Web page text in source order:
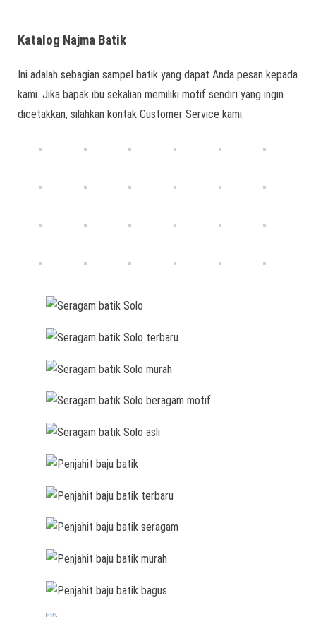
Katalog Najma Batik
Ini adalah sebagian sampel batik yang dapat Anda pesan kepada
kami. Jika bapak ibu sekalian memiliki motif sendiri yang ingin
dicetakkan, silahkan kontak Customer Service kami.